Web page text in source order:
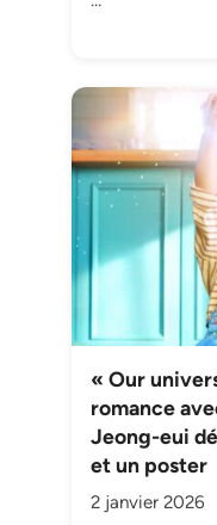
« Our
romance
Jeong-eui
et un poster
2 janvier 2026